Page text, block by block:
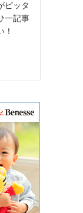
ピッタ
一記事